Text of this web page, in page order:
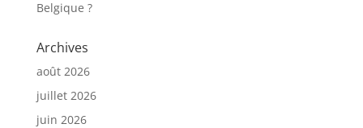
Belgique ?
Archives
août 2026
juillet 2026
juin 2026